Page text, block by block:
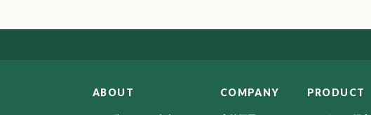
ABOUT COMPANY PRODUCT